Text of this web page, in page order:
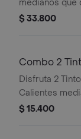
medianos que
aroma del café
$ 33.800
Combo 2
Disfruta 2
Calientes
sabor y aroma
$ 15.400